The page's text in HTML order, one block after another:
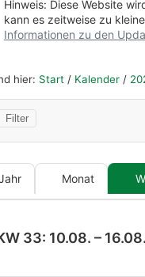
Hinweis: Diese Website
kann es zeitweise zu
Informationen zu den
hier: Start / Kalender /
Filter
Monat
33: 10.08. –